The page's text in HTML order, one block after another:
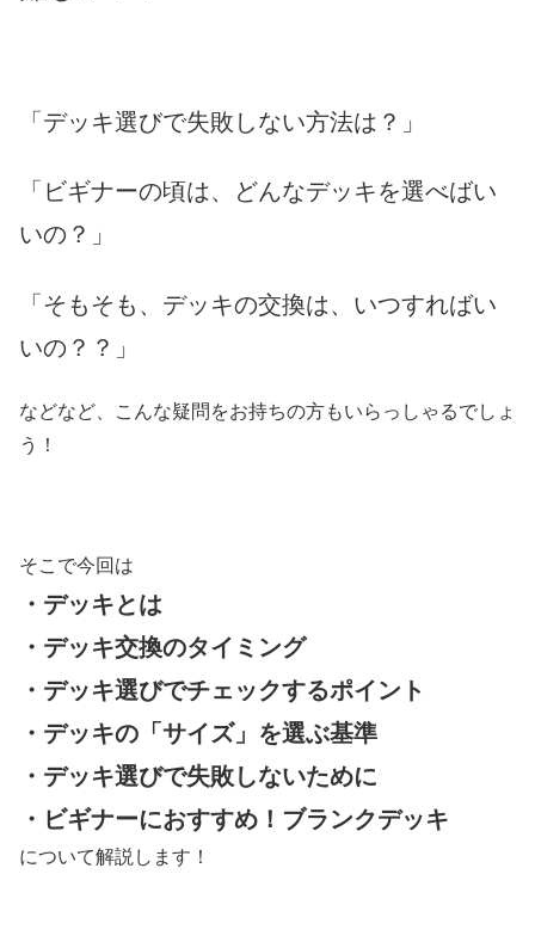
「デッキ選びで失敗しない方法は？」
「ビギナーの頃は、どんなデッキを選べばい
いの？」
「そもそも、デッキの交換は、いつすればい
いの？？」
などなど、こんな疑問をお持ちの方もいらっしゃるでしょ
う！
そこで今回は
・デッキとは
・デッキ交換のタイミング
・デッキ選びでチェックするポイント
・デッキの「サイズ」を選ぶ基準
・デッキ選びで失敗しないために
・ビギナーにおすすめ！ブランクデッキ
について解説します！